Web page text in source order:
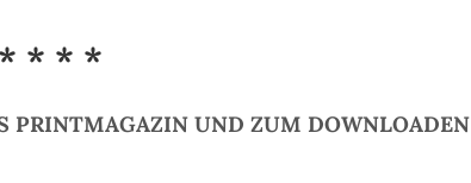
* * *
PRINTMAGAZIN UND ZUM DOWNLOADEN